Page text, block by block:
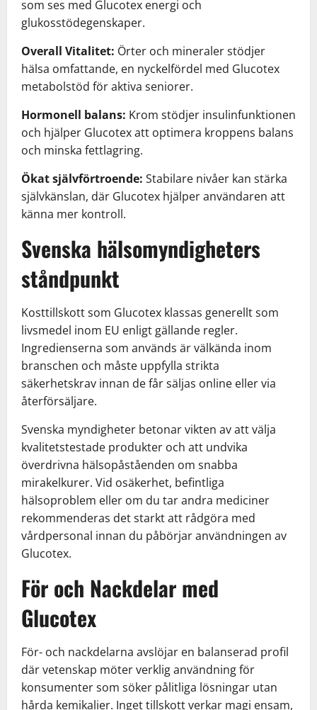
som ses med Glucotex energi och
glukosstödegenskaper.
Overall Vitalitet: Örter och mineraler stödjer
hälsa omfattande, en nyckelfördel med Glucotex
metabolstöd för aktiva seniorer.
Hormonell balans: Krom stödjer insulinfunktionen
och hjälper Glucotex att optimera kroppens balans
och minska fettlagring.
Ökat självförtroende: Stabilare nivåer kan stärka
självkänslan, där Glucotex hjälper användaren att
känna mer kontroll.
Svenska hälsomyndigheters
ståndpunkt
Kosttillskott som Glucotex klassas generellt som
livsmedel inom EU enligt gällande regler.
Ingredienserna som används är välkända inom
branschen och måste uppfylla strikta
säkerhetskrav innan de får säljas online eller via
återförsäljare.
Svenska myndigheter betonar vikten av att välja
kvalitetstestade produkter och att undvika
överdrivna hälsopåståenden om snabba
mirakelkurer. Vid osäkerhet, befintliga
hälsoproblem eller om du tar andra mediciner
rekommenderas det starkt att rådgöra med
vårdpersonal innan du påbörjar användningen av
Glucotex.
För och Nackdelar med
Glucotex
För- och nackdelarna avslöjar en balanserad profil
där vetenskap möter verklig användning för
konsumenter som söker pålitliga lösningar utan
hårda kemikalier. Inget tillskott verkar magi ensam,